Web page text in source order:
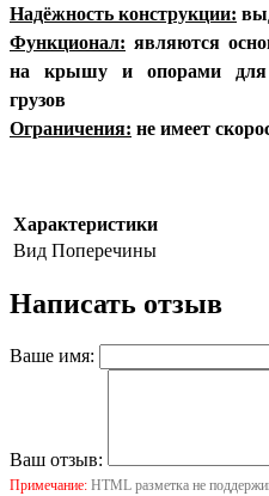
Надёжность конструкции:
Функционал: являются
на крышу и опорами для
грузов
Ограничения: не имеет
Характеристики
Вид Поперечины
Написать отзыв
Ваше имя:
Ваш отзыв:
Примечание: HTML разметка не